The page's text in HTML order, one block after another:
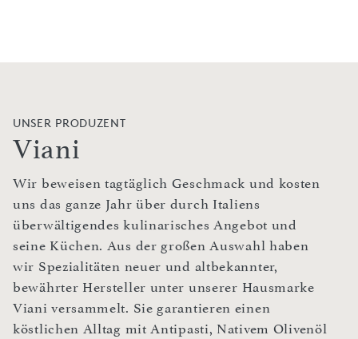
UNSER PRODUZENT
Viani
Wir beweisen tagtäglich Geschmack und kosten
uns das ganze Jahr über durch Italiens
überwältigendes kulinarisches Angebot und
seine Küchen. Aus der großen Auswahl haben
wir Spezialitäten neuer und altbekannter,
bewährter Hersteller unter unserer Hausmarke
Viani versammelt. Sie garantieren einen
köstlichen Alltag mit Antipasti, Nativem Olivenöl